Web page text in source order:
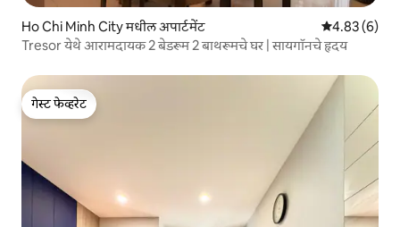
Ho Chi Minh City मधील अपार्टमेंट 5 पैकी 4.83
4.83 (6)
Tresor येथे आरामदायक 2 बेडरूम 2 बाथरूमचे घर | सायगॉनचे हृदय
गेस्ट फेव्हरेट
गेस्ट फेव्हरेट